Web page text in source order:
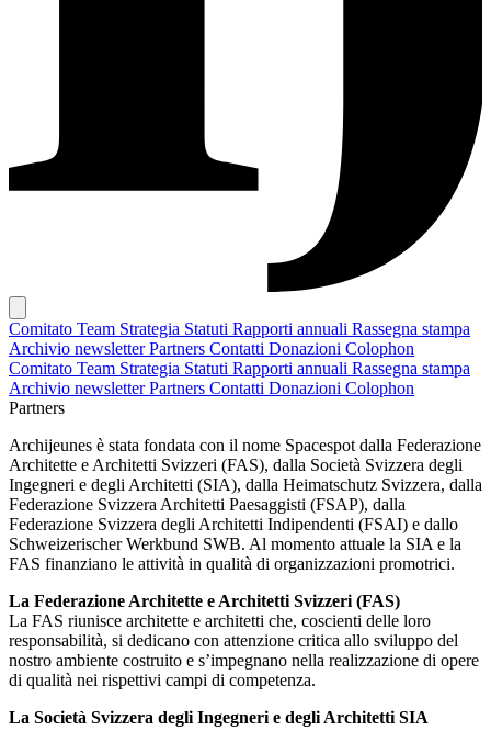
Comitato Team Strategia Statuti Rapporti annuali Rassegna stampa
Archivio newsletterPartners Contatti Donazioni Colophon
Comitato Team Strategia Statuti Rapporti annuali Rassegna stampa
Archivio newsletterPartners Contatti Donazioni Colophon
Partners
Archijeunes è stata fondata con il nome Spacespot dalla Federazione
Architette e Architetti Svizzeri (FAS), dalla Società Svizzera degli
Ingegneri e degli Architetti (SIA), dalla Heimatschutz Svizzera, dalla
Federazione Svizzera Architetti Paesaggisti (FSAP), dalla
Federazione Svizzera degli Architetti Indipendenti (FSAI) e dallo
Schweizerischer Werkbund SWB. Al momento attuale la SIA e la
FAS finanziano le attività in qualità di organizzazioni promotrici.
La Federazione Architette e Architetti Svizzeri (FAS)
La FAS riunisce architette e architetti che, coscienti delle loro
responsabilità, si dedicano con attenzione critica allo sviluppo del
nostro ambiente costruito e s’impegnano nella realizzazione di opere
di qualità nei rispettivi campi di competenza.
La Società Svizzera degli Ingegneri e degli Architetti SIA